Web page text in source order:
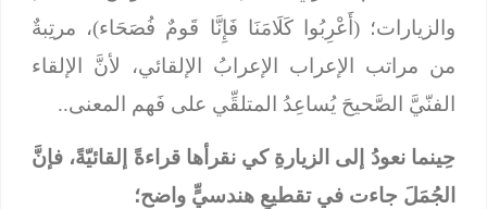
والزيارات؛ (أَعْرِبُوا كَلَامَنَا فَإِنَّا قَومٌ فُصَحَاء)، مرتِبةٌ
من مراتب الإعراب الإعرابُ الإلقائي، لأنَّ الإلقاء
الفنّيَّ الصَّحيحَ يُساعِدُ المتلقِّي على فَهم المعنى..
حِينما نعودُ إلى الزيارةِ كي نقرأها قراءةً إلقائيّةً، فإنَّ
الجُمَلَ جاءت في تقطيعٍ هندسيٍّ واضح؛